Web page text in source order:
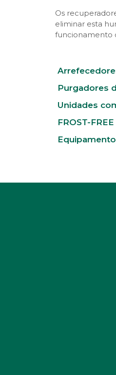
Os
eliminar esta
funcionamento
Purgadores
Unidades
FROST-